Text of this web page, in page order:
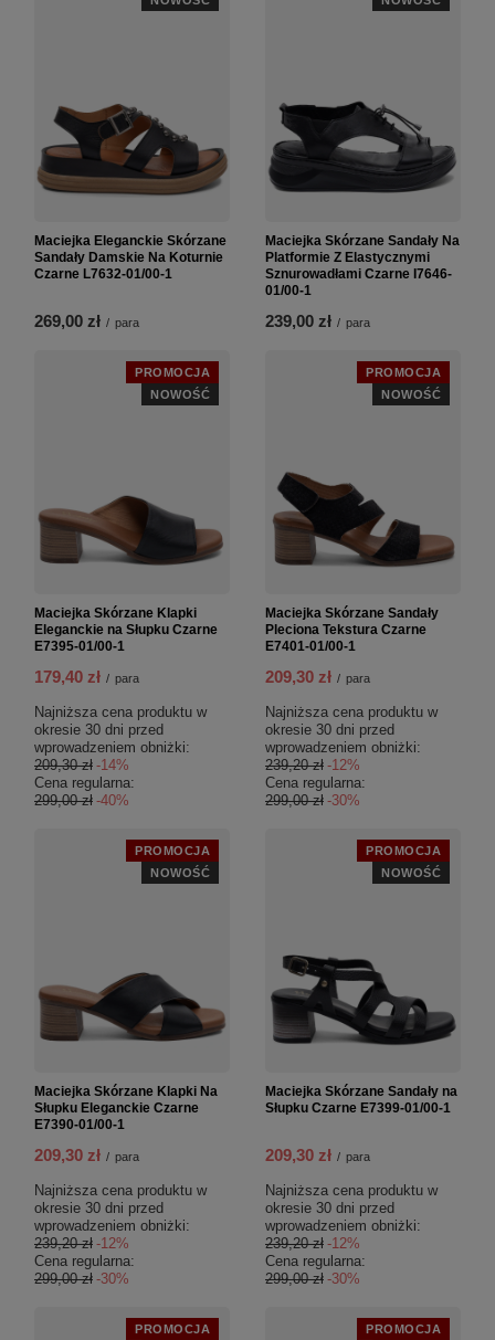
Maciejka Eleganckie Skórzane
Sandały Damskie Na Koturnie
Czarne L7632-01/00-1
269,00 zł / para
Maciejka Skórzane Sandały Na
Platformie Z Elastycznymi
Sznurowadłami Czarne I7646-
01/00-1
239,00 zł / para
PROMOCJA
NOWOŚĆ
Maciejka Skórzane Klapki
Eleganckie na Słupku Czarne
E7395-01/00-1
179,40 zł / para
Najniższa cena produktu w
okresie 30 dni przed
wprowadzeniem obniżki:
209,30 zł -14%
Cena regularna:
299,00 zł -40%
PROMOCJA
NOWOŚĆ
Maciejka Skórzane Sandały
Pleciona Tekstura Czarne
E7401-01/00-1
209,30 zł / para
Najniższa cena produktu w
okresie 30 dni przed
wprowadzeniem obniżki:
239,20 zł -12%
Cena regularna:
299,00 zł -30%
PROMOCJA
NOWOŚĆ
Maciejka Skórzane Klapki Na
Słupku Eleganckie Czarne
E7390-01/00-1
209,30 zł / para
Najniższa cena produktu w
okresie 30 dni przed
wprowadzeniem obniżki:
239,20 zł -12%
Cena regularna:
299,00 zł -30%
PROMOCJA
NOWOŚĆ
Maciejka Skórzane Sandały na
Słupku Czarne E7399-01/00-1
209,30 zł / para
Najniższa cena produktu w
okresie 30 dni przed
wprowadzeniem obniżki:
239,20 zł -12%
Cena regularna:
299,00 zł -30%
PROMOCJA
PROMOCJA